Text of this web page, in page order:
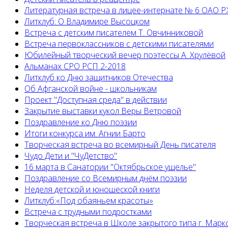
Литературная встреча в лицее-интернате № 6 ОАО
Литклуб: О Владимире Высоцком
Встреча с детским писателем Т. Овчинниковой
Встреча первоклассников с детскими писателями
Юбилейный творческий вечер поэтессы А. Хрулёвой
Альманах СРО РСП 2-2018
Литклуб ко Дню защитников Отечества
Об Афганской войне - школьникам
Проект "Доступная среда" в действии
Закрытие выставки кукол Веры Ветровой
Поздравление ко Дню поэзии
Итоги конкурса им. Агнии Барто
Творческая встреча во всемирный День писателя
Чудо Дети и "ЧуДетство"
16 марта в Санатории "Октябрьское ущелье"
Поздравление со Всемирным днём поэзии
Неделя детской и юношеской книги
Литклуб:«Под обаяньем красоты»
Встреча с трудными подростками
Творческая встреча в Школе закрытого типа г.